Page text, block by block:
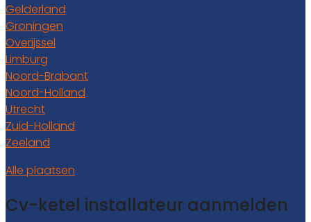
Gelderland
Groningen
Overijssel
Limburg
Noord-Brabant
Noord-Holland
Utrecht
Zuid-Holland
Zeeland
Alle plaatsen
Cv-ketel installateur aanmelden